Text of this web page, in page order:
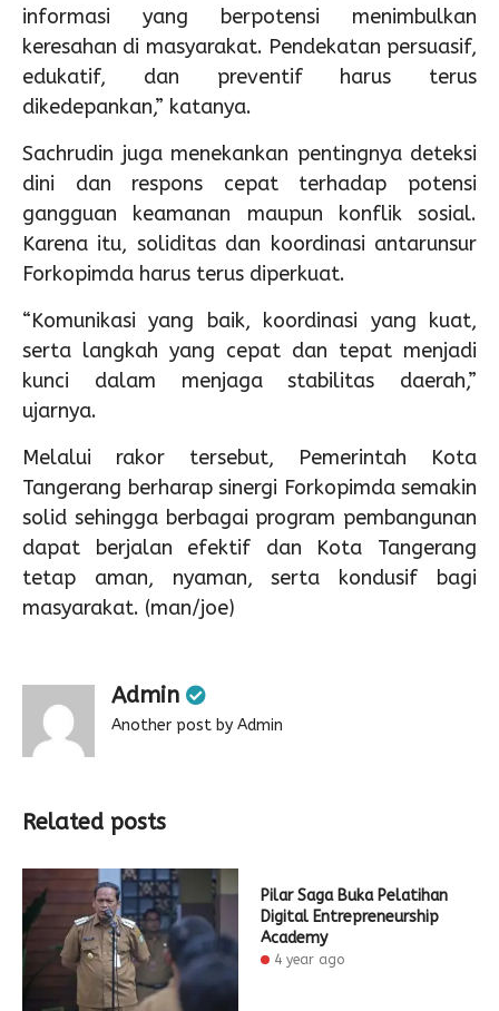
informasi yang berpotensi menimbulkan
keresahan di masyarakat. Pendekatan persuasif,
edukatif, dan preventif harus terus
dikedepankan,” katanya.
Sachrudin juga menekankan pentingnya deteksi
dini dan respons cepat terhadap potensi
gangguan keamanan maupun konflik sosial.
Karena itu, soliditas dan koordinasi antarunsur
Forkopimda harus terus diperkuat.
“Komunikasi yang baik, koordinasi yang kuat,
serta langkah yang cepat dan tepat menjadi
kunci dalam menjaga stabilitas daerah,”
ujarnya.
Melalui rakor tersebut, Pemerintah Kota
Tangerang berharap sinergi Forkopimda semakin
solid sehingga berbagai program pembangunan
dapat berjalan efektif dan Kota Tangerang
tetap aman, nyaman, serta kondusif bagi
masyarakat. (man/joe)
Admin
Another post by Admin
Related posts
Pilar Saga Buka Pelatihan
Digital Entrepreneurship
Academy
4 year ago